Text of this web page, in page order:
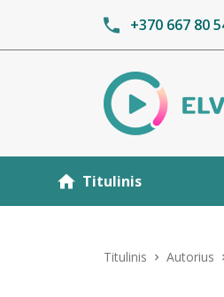
+370 667 80
Titulinis
Titulinis Autorius